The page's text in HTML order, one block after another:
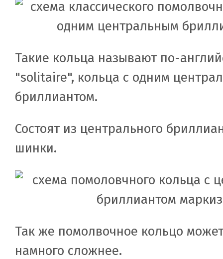
Такие кольца называют по-
"solitaire", кольца с одним
бриллиантом.
Состоят из центрального
шинки.
Так же помолвочное кольцо
намного сложнее.